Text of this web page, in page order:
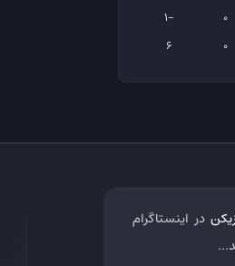
0
-1
0
6
در اینستاگرام